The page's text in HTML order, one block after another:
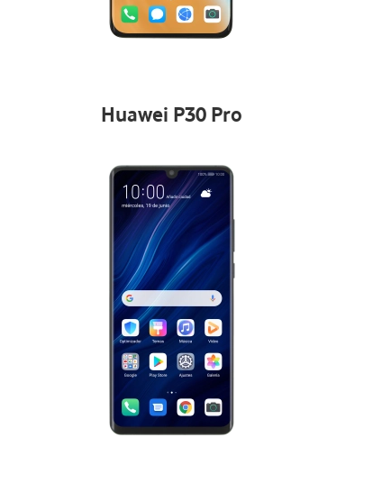
Huawei P30 Pro